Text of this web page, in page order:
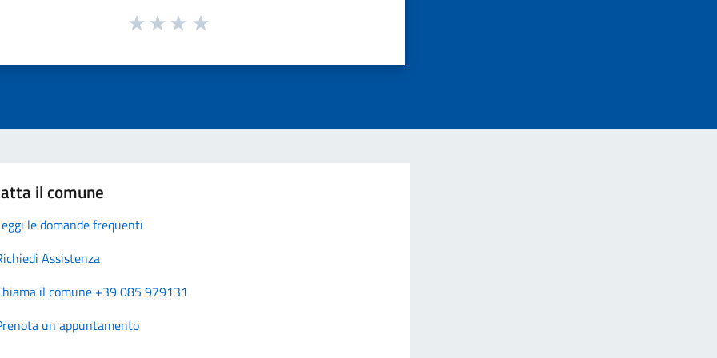
il comune
le domande frequenti
Assistenza
il comune +39 085 979131
un appuntamento